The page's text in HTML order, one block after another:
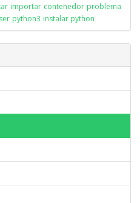
importar contenedor problema
python3 instalar python